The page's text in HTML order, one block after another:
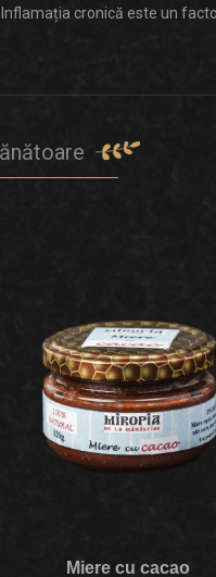
cronică este un
Miere cu cacao